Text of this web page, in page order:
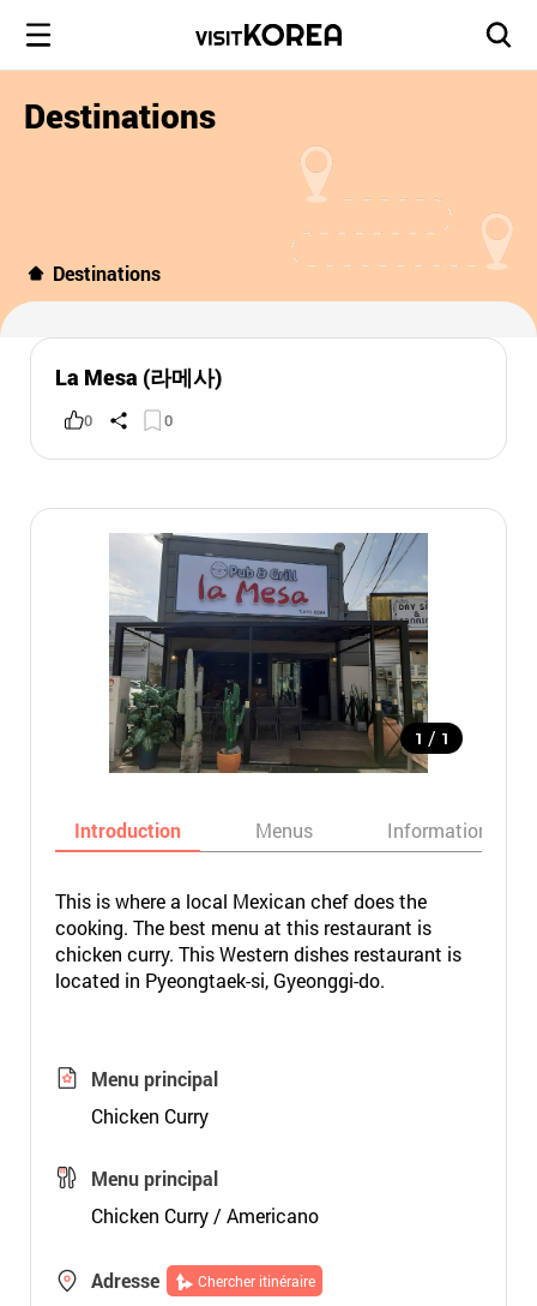
Destinations
Destinations
La Mesa (라메사)
0 0
1 / 1
Introduction Menus Informations
This is where a local Mexican chef does the
cooking. The best menu at this restaurant is
chicken curry. This Western dishes restaurant is
located in Pyeongtaek-si, Gyeonggi-do.
Menu principal
Chicken Curry
Menu principal
Chicken Curry / Americano
Adresse Chercher itinéraire